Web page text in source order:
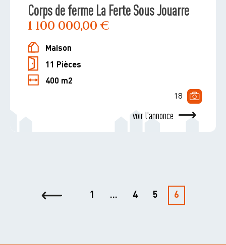
Corps de ferme La Ferte Sous Jouarre
1 100 000,00 €
Maison
11 Pièces
400 m2
18
voir l'annonce
<- 1 … 4 5 6